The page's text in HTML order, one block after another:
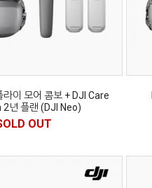
라이 모어 콤보 + DJI Care
년 플랜 (DJI Neo)
OUT